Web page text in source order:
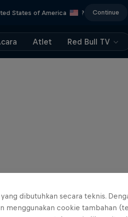
States of America ? Continue
Atlet Red Bull TV
dibutuhkan secara teknis.
menggunakan cookie tambahan